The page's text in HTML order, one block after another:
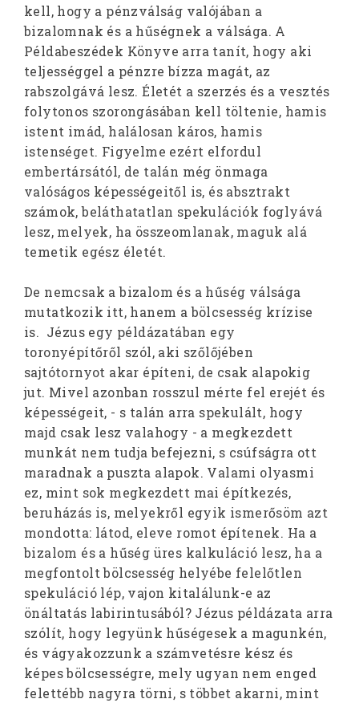
kell, hogy a pénzválság valójában a
bizalomnak és a hűségnek a válsága. A
Példabeszédek Könyve arra tanít, hogy aki
teljességgel a pénzre bízza magát, az
rabszolgává lesz. Életét a szerzés és a vesztés
folytonos szorongásában kell töltenie, hamis
istent imád, halálosan káros, hamis
istenséget. Figyelme ezért elfordul
embertársától, de talán még önmaga
valóságos képességeitől is, és absztrakt
számok, beláthatatlan spekulációk foglyává
lesz, melyek, ha összeomlanak, maguk alá
temetik egész életét.
De nemcsak a bizalom és a hűség válsága
mutatkozik itt, hanem a bölcsesség krízise
is. Jézus egy példázatában egy
toronyépítőről szól, aki szőlőjében
sajtótornyot akar építeni, de csak alapokig
jut. Mivel azonban rosszul mérte fel erejét és
képességeit, - s talán arra spekulált, hogy
majd csak lesz valahogy - a megkezdett
munkát nem tudja befejezni, s csúfságra ott
maradnak a puszta alapok. Valami olyasmi
ez, mint sok megkezdett mai építkezés,
beruházás is, melyekről egyik ismerősöm azt
mondotta: látod, eleve romot építenek. Ha a
bizalom és a hűség üres kalkuláció lesz, ha a
megfontolt bölcsesség helyébe felelőtlen
spekuláció lép, vajon kitalálunk-e az
önáltatás labirintusából? Jézus példázata arra
szólít, hogy legyünk hűségesek a magunkén,
és vágyakozzunk a számvetésre kész és
képes bölcsességre, mely ugyan nem enged
felettébb nagyra törni, s többet akarni, mint